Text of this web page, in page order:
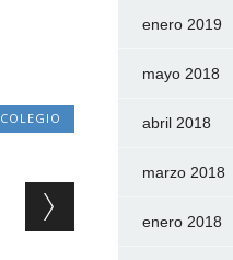
COLEGIO
enero 2019
mayo 2018
abril 2018
marzo 2018
enero 2018